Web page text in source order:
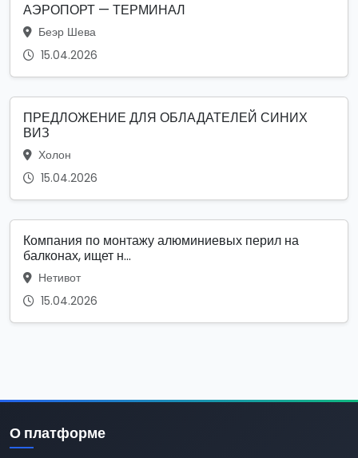
АЭРОПОРТ — ТЕРМИНАЛ
Беэр Шева
15.04.2026
ПРЕДЛОЖЕНИЕ ДЛЯ ОБЛАДАТЕЛЕЙ СИНИХ
ВИЗ
Холон
15.04.2026
Компания по монтажу алюминиевых перил на
балконах, ищет н...
Нетивот
15.04.2026
О платформе